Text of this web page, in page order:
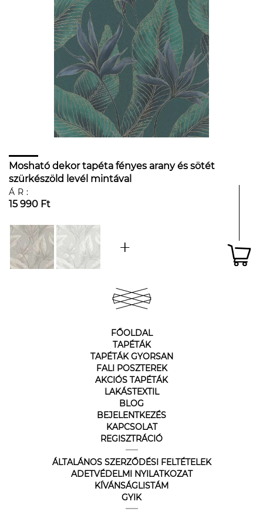
Mosható dekor tapéta fényes arany és sötét
szürkészöld levél mintával
ÁR:
15 990 Ft
FŐOLDAL
TAPÉTÁK
TAPÉTÁK GYORSAN
FALI POSZTEREK
AKCIÓS TAPÉTÁK
LAKÁSTEXTIL
BLOG
BEJELENTKEZÉS
KAPCSOLAT
REGISZTRÁCIÓ
ÁLTALÁNOS SZERZŐDÉSI FELTÉTELEK
ADETVÉDELMI NYILATKOZAT
KÍVÁNSÁGLISTÁM
GYIK